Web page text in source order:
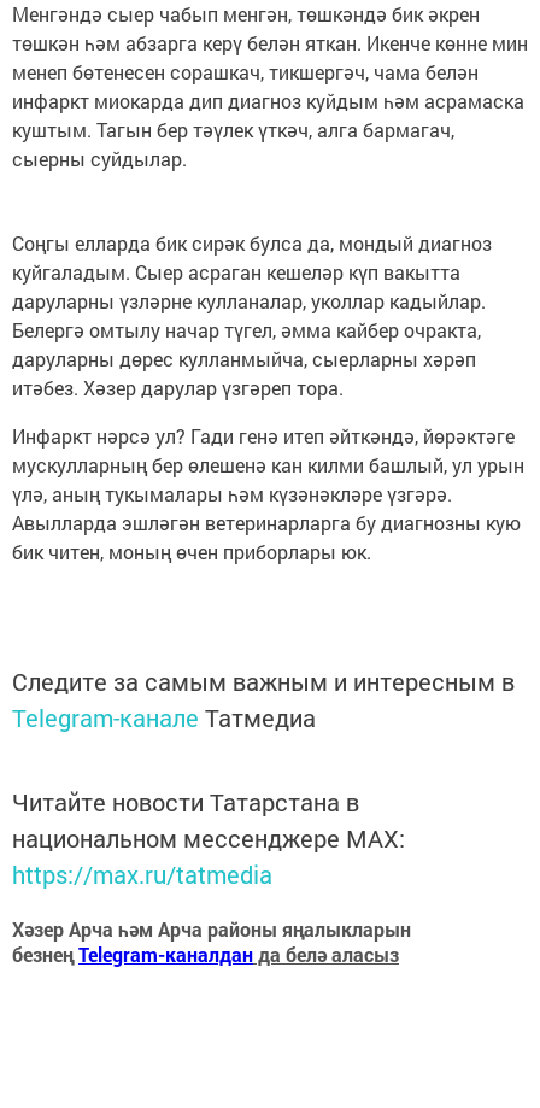
Менгәндә сыер чабып менгән, төшкәндә бик әкрен
төшкән һәм абзарга керү белән яткан. Икенче көнне мин
менеп бөтенесен сорашкач, тикшергәч, чама белән
инфаркт миокарда дип диагноз куйдым һәм асрамаска
куштым. Тагын бер тәүлек үткәч, алга бармагач,
сыерны суйдылар.
Соңгы елларда бик сирәк булса да, мондый диагноз
куйгаладым. Сыер асраган кешеләр күп вакытта
даруларны үзләрне кулланалар, уколлар кадыйлар.
Белергә омтылу начар түгел, әмма кайбер очракта,
даруларны дөрес кулланмыйча, сыерларны хәрәп
итәбез. Хәзер дарулар үзгәреп тора.
Инфаркт нәрсә ул? Гади генә итеп әйткәндә, йөрәктәге
мускулларның бер өлешенә кан килми башлый, ул урын
үлә, аның тукымалары һәм күзәнәкләре үзгәрә.
Авылларда эшләгән ветеринарларга бу диагнозны кую
бик читен, моның өчен приборлары юк.
Следите за самым важным и интересным в
Telegram-канале Татмедиа
Читайте новости Татарстана в
национальном мессенджере MАХ:
https://max.ru/tatmedia
Хәзер Арча һәм Арча районы яңалыкларын
безнеңTelegram-каналданда белә аласыз